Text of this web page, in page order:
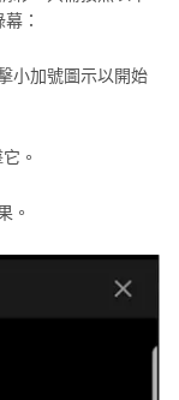
：
小加號圖示以開始
。
。